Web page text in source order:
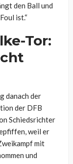
den Ball und
ist.“
Tor:
danach der
der DFB
Schiedsrichter
weil er
mit
und